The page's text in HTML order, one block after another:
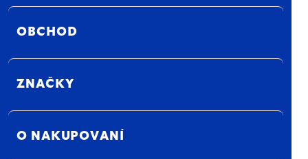
OBCHOD
ZNAČKY
O NAKUPOVANÍ